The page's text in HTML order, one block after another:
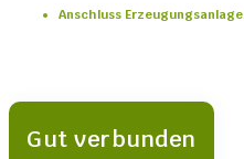
Anschluss Erzeugungsanlage
Gut verbunden